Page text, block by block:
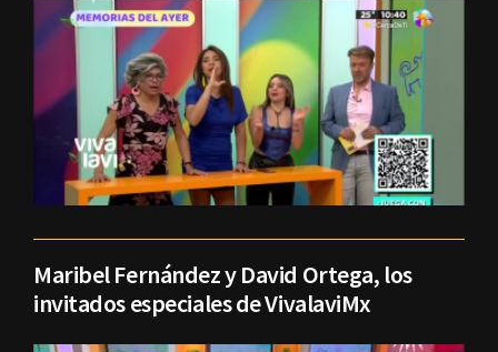
Maribel Fernández y David Ortega, los
invitados especiales de VivalaviMx